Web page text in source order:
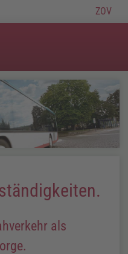
ZOV
als